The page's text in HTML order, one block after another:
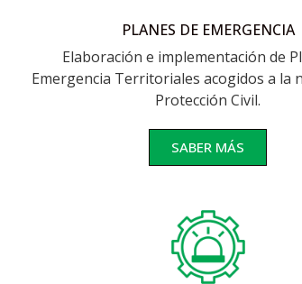
PLANES DE EMERGENCIA
Elaboración e implementación de
Emergencia Territoriales acogidos a la
Protección Civil.
SABER MÁS